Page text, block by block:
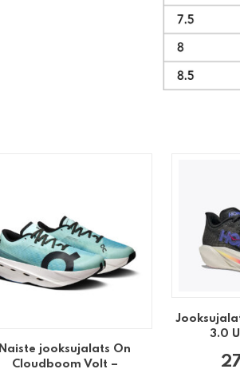
Naiste jooksujalats On
Cloudboom Volt –
3.0